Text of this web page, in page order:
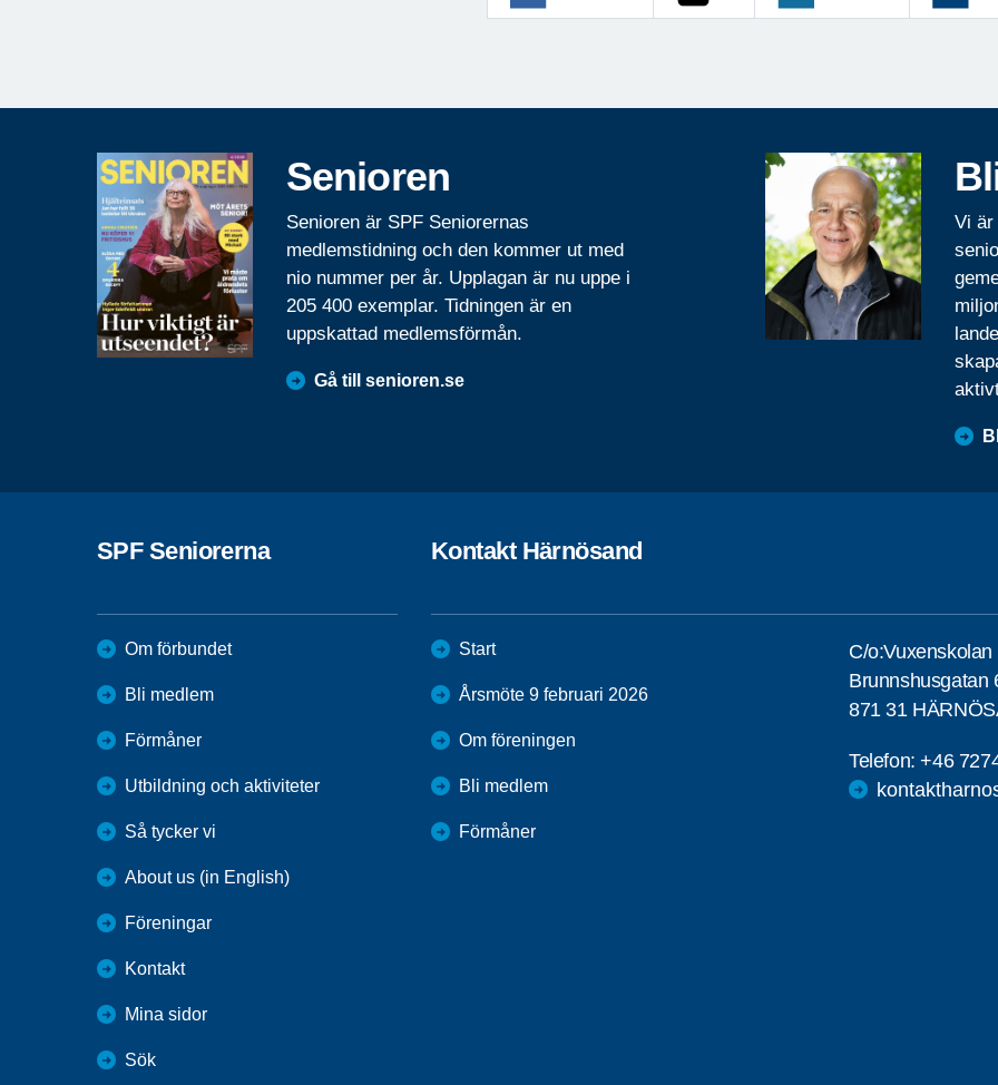
Senioren
Senioren är SPF Seniorernas
medlemstidning och den kommer ut med
nio nummer per år. Upplagan är nu uppe i
205 400 exemplar. Tidningen är en
uppskattad medlemsförmån.
Gå till senioren.se
Vi är
SPF Seniorerna
Om förbundet
Bli medlem
Förmåner
Utbildning och aktiviteter
Så tycker vi
About us (in English)
Föreningar
Kontakt
Mina sidor
Sök
Kontakt Härnösand
Start
Årsmöte 9 februari 2026
Om föreningen
Bli medlem
Förmåner
C/o:Vuxenskolan
Brunnshusgatan
871 31
Telefon:+46